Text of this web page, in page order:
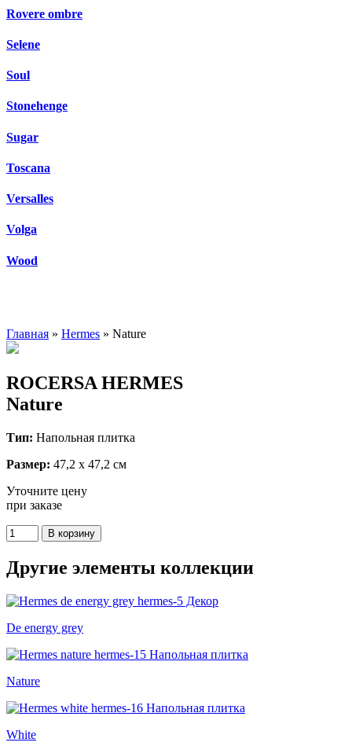
Rovere ombre
Selene
Soul
Stonehenge
Sugar
Toscana
Versalles
Volga
Wood
Главная » Hermes » Nature
ROCERSA HERMES
Nature
Тип: Напольная плитка
Размер: 47,2 x 47,2 см
Уточните цену
при заказе
Другие элементы коллекции
De energy grey
Nature
White